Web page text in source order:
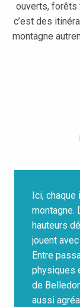
ouverts, forêts
c’est des
montagne
Ici,
montagne.
hauteurs
jouent
Entre
physiques
de
aussi